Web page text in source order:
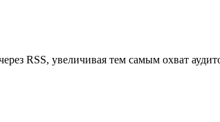
RSS, увеличивая тем самым охват